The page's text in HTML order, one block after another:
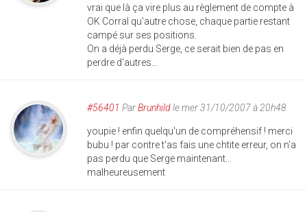
vrai que là ça vire plus au règlement de compte à
OK Corral qu'autre chose, chaque partie restant
campé sur ses positions.
On a déjà perdu Serge, ce serait bien de pas en
perdre d'autres...
#56401 ParBrunhildle mer 31/10/2007 à 20h48
youpie ! enfin quelqu'un de compréhensif ! merci
bubu ! par contre t'as fais une chtite erreur, on n'a
pas perdu que Serge maintenant...
malheureusement